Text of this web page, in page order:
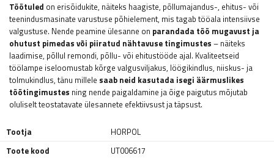
Töötuled on erisõidukite, näiteks haagiste, põllumajandus-, ehitus- või
teenindusmasinate varustuse põhielement, mis tagab tööala intensiivse
valgustuse. Nende peamine ülesanne on parandada töö mugavust ja
ohutust pimedas või piiratud nähtavuse tingimustes – näiteks
laadimise, põllul remondi, põllu- või ehitustööde ajal. Kvaliteetseid
töölampe iseloomustab kõrge valgusviljakus, löögikindlus, niiskus- ja
tolmukindlus, tänu millele saab neid kasutada isegi äärmuslikes
töötingimustes ning nende paigaldamine ja õige paigutus mõjutab
oluliselt teostatavate ülesannete efektiivsust ja täpsust.
Tootja
HORPOL
Toote kood
UT006617